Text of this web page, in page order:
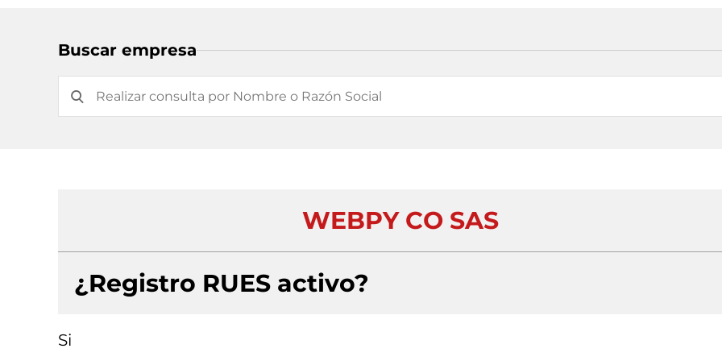
Buscar empresa
WEBPY CO SAS
¿Registro RUES activo?
Si